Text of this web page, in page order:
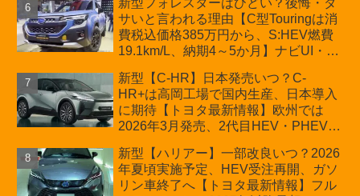
新型フォレスターはひどい？後悔・ダ
サいと言われる理由【C型Touringは消
費税込価格385万円から、S:HEV燃費
19.1km/L、納期4～5か月】ナビUI・冬
カーオブザイヤーとJNCAP大賞受賞後
も残る注意点
新型【C-HR】日本発売いつ？C-
HR+は高岡工場で国内生産、日本導入
に期待【トヨタ最新情報】欧州では
2026年3月発売、2代目HEV・PHEVは
新型【ハリアー】一部改良いつ？2026
年夏頃実施予定、HEV受注再開、ガソ
リン車終了へ【トヨタ最新情報】フル